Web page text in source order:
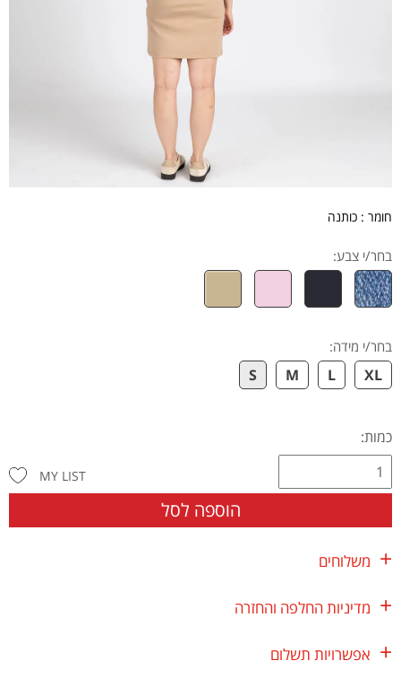
חומר : כותנה
בחר/י צבע:
בחר/י מידה:
XL
L
M
S
כמות:
הוספה לסל
MY LIST
משלוחים
מדיניות החלפה והחזרה
אפשרויות תשלום